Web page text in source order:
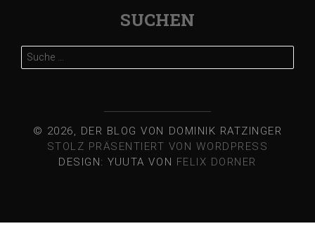
SUCHEN
© 2026, DER BLOG VON DOMINIK RATZINGER
STOLZ PRÄSENTIERT VON WORDPRESS
DESIGN: YUUTA VON FELIX DORNER